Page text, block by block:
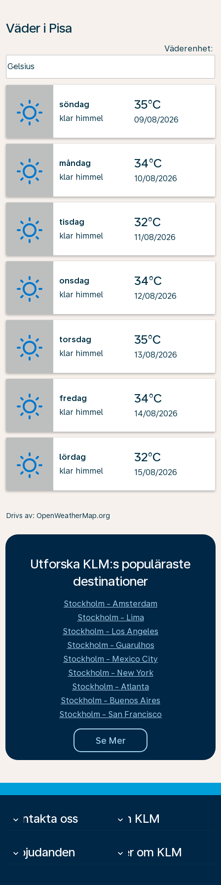
Väder i Pisa
Väderenhet:
Celsius
keyboard_arrow_down
söndag
klar himmel
35°C
09/08/2026
måndag
klar himmel
34°C
10/08/2026
tisdag
klar himmel
32°C
11/08/2026
onsdag
klar himmel
34°C
12/08/2026
torsdag
klar himmel
35°C
13/08/2026
fredag
klar himmel
34°C
14/08/2026
lördag
klar himmel
32°C
15/08/2026
Drivs av: OpenWeatherMap.org
Utforska KLM:s populäraste
destinationer
Stockholm - Amsterdam
Stockholm - Lima
Stockholm - Los Angeles
Stockholm - Guarulhos
Stockholm - Mexico City
Stockholm - New York
Stockholm - Atlanta
Stockholm - Buenos Aires
Stockholm - San Francisco
Se Mer
Kontakta oss
keyboard_arrow_down Om KLM
keyboard_arrow_down
Erbjudanden
keyboard_arrow_down Mer om KLM
keyboard_arrow_down